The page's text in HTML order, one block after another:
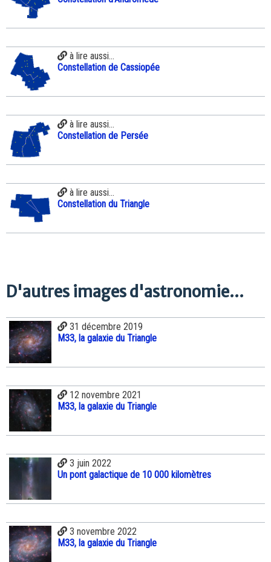
à lire aussi...
Constellation de Cassiopée
à lire aussi...
Constellation de Persée
à lire aussi...
Constellation du Triangle
D'autres images d'astronomie...
31 décembre 2019
M33, la galaxie du Triangle
12 novembre 2021
M33, la galaxie du Triangle
3 juin 2022
Un pont galactique de 10 000 kilomètres
3 novembre 2022
M33, la galaxie du Triangle